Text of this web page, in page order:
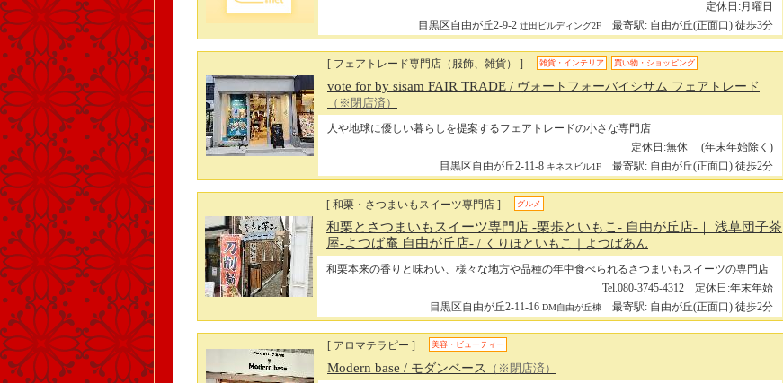
定休日:月曜日
目黒区自由が丘2-9-2 辻田ビルディング2F 最寄駅: 自由が丘(正面口) 徒歩3分
[ フェアトレード専門店（服飾、雑貨） ] 雑貨・インテリア 買い物・ショッピング
vote for by sisam FAIR TRADE / ヴォートフォーバイシサム フェアトレード
（※閉店済）
人や地球に優しい暮らしを提案するフェアトレードの小さな専門店
定休日:無休 (年末年始除く)
目黒区自由が丘2-11-8 キネスビル1F 最寄駅: 自由が丘(正面口) 徒歩2分
[ 和栗・さつまいもスイーツ専門店 ] グルメ
和栗とさつまいもスイーツ専門店 -栗歩といもこ- 自由が丘店-｜ 浅草団子茶
屋-よつば庵 自由が丘店- / くりほといもこ｜よつばあん
和栗本来の香りと味わい、様々な地方や品種の年中食べられるさつまいもスイーツの専門店
Tel.080-3745-4312 定休日:年末年始
目黒区自由が丘2-11-16 DM自由が丘棟 最寄駅: 自由が丘(正面口) 徒歩2分
[ アロマテラピー ] 美容・ビューティー
Modern base / モダンベース
（※閉店済）